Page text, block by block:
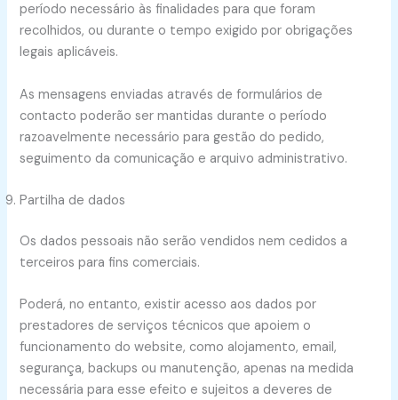
período necessário às finalidades para que foram
recolhidos, ou durante o tempo exigido por obrigações
legais aplicáveis.
As mensagens enviadas através de formulários de
contacto poderão ser mantidas durante o período
razoavelmente necessário para gestão do pedido,
seguimento da comunicação e arquivo administrativo.
Partilha de dados
Os dados pessoais não serão vendidos nem cedidos a
terceiros para fins comerciais.
Poderá, no entanto, existir acesso aos dados por
prestadores de serviços técnicos que apoiem o
funcionamento do website, como alojamento, email,
segurança, backups ou manutenção, apenas na medida
necessária para esse efeito e sujeitos a deveres de